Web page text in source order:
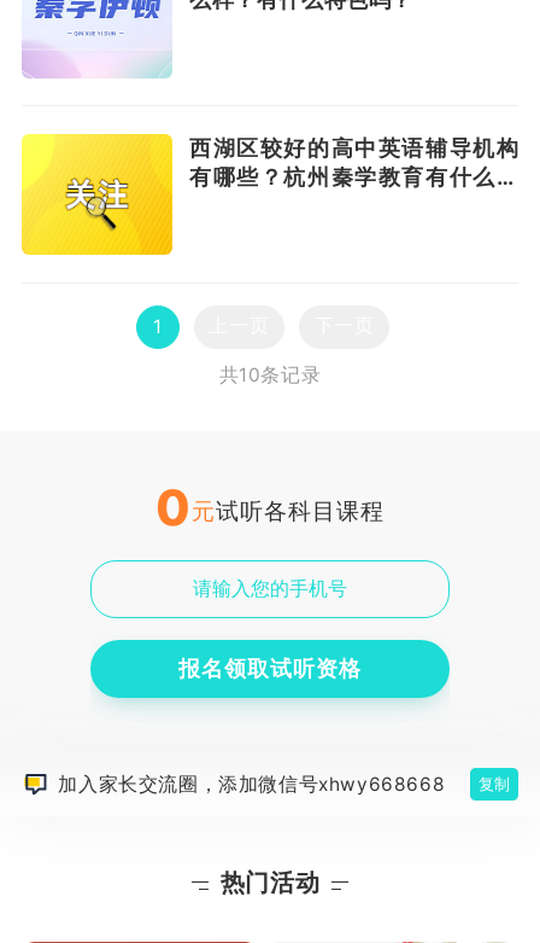
西湖区较好的高中英语辅导机构
有哪些？杭州秦学教育有什么特
1
共10条记录
0元试听各科目课程
报名领取试听资格
加入家长交流圈，添加微信号xhwy668668 复制
热门活动